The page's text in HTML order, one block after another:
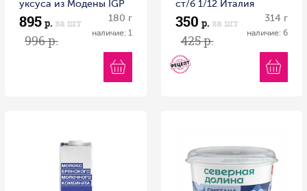
уксуса из Модены IGP
с черным трюфелем
RETARTU 180 г пл/б
Италия
895 р. за шт
996 р.
180 г
наличие: 1
ст/б 1/12 Италия
350 р. за шт
425 р.
314 г
наличие: 6